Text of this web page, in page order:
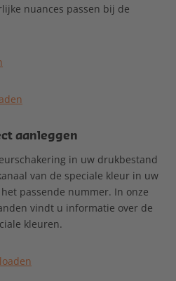
nuances passen bij de
aanleggen
in uw drukbestand
van de speciale kleur in uw
passende nummer. In onze
vindt u informatie over de
kleuren.